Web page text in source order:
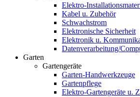
Elektro-
Kabel u. Zubehör
Schwachstrom
Elektronische Sicherheit
Elektronik u.
Datenverarbeitung/
Garten
Gartengeräte
Garten-Handwerkzeuge
Gartenpflege
Elektro-Gartengeräte u.